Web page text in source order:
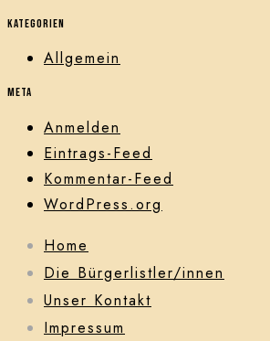
Kategorien
Allgemein
Meta
Anmelden
Eintrags-Feed
Kommentar-Feed
WordPress.org
Home
Die Bürgerlistler/innen
Unser Kontakt
Impressum